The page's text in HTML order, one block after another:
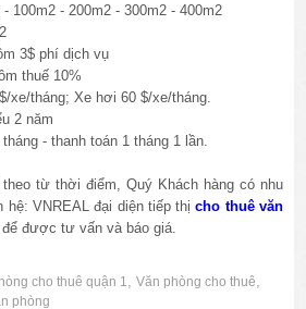
100m2 - 200m2 - 300m2 - 400m2
3$ phí dịch vụ
thuế 10%
tháng; Xe hơi 60 $/xe/tháng.
2 năm
- thanh toán 1 tháng 1 lần.
từ thời điểm, Quý Khách hàng có nhu
hệ: VNREAL đại diện tiếp thịcho thuê văn
để được tư vấn và báo giá.
cho thuê quận 1 ,Văn phòng cho thuê
phòng